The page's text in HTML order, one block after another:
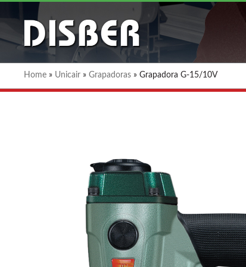
Home » Unicair » Grapadoras » Grapadora G-15/10V